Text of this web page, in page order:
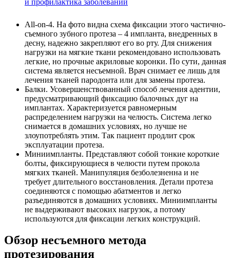
All-on-4. На фото видна схема фиксации этого частично-
съемного зубного протеза – 4 импланта, внедренных в
десну, надежно закрепляют его во рту. Для снижения
нагрузки на мягкие ткани рекомендовано использовать
легкие, но прочные акриловые коронки. По сути, данная
система является несъемной. Врач снимает ее лишь для
лечения тканей пародонта или для замены протеза.
Балки. Усовершенствованный способ лечения адентии,
предусматривающий фиксацию балочных дуг на
имплантах. Характеризуется равномерным
распределением нагрузки на челюсть. Система легко
снимается в домашних условиях, но лучше не
злоупотреблять этим. Так пациент продлит срок
эксплуатации протеза.
Миниимпланты. Представляют собой тонкие короткие
болты, фиксирующиеся в челюсти путем прокола
мягких тканей. Манипуляция безболезненна и не
требует длительного восстановления. Детали протеза
соединяются с помощью абатментов и легко
разъединяются в домашних условиях. Миниимпланты
не выдерживают высоких нагрузок, а потому
используются для фиксации легких конструкций.
Обзор несъемного метода
протезирования